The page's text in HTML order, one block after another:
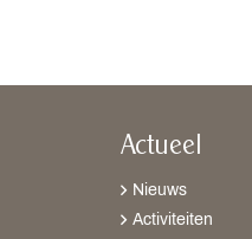
Actueel
Nieuws
Activiteiten